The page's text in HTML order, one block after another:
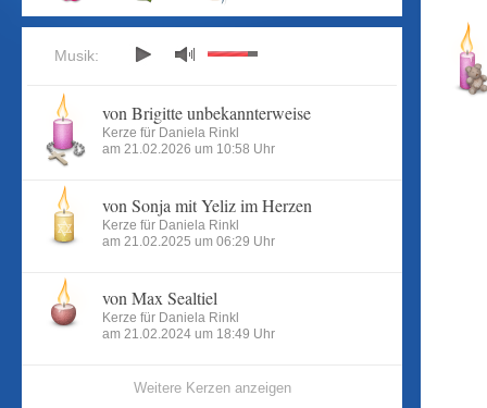
Musik:
von Brigitte unbekannterweise
Kerze für Daniela Rinkl
am 21.02.2026 um 10:58 Uhr
von Sonja mit Yeliz im Herzen
Kerze für Daniela Rinkl
am 21.02.2025 um 06:29 Uhr
von Max Sealtiel
Kerze für Daniela Rinkl
am 21.02.2024 um 18:49 Uhr
Weitere Kerzen anzeigen